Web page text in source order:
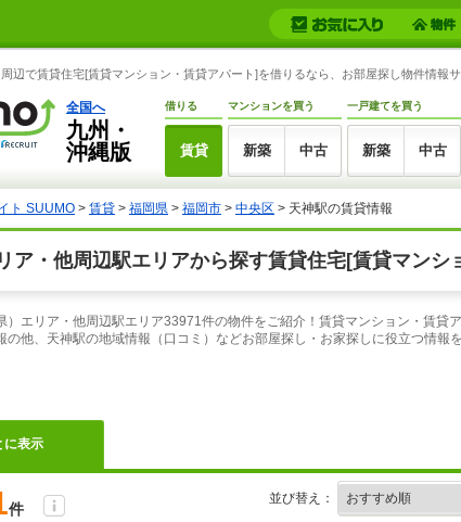
辺で賃貸住宅[賃貸マンション・賃貸アパート]を借りるなら、お部屋探し物件情報
全国へ
九州・
沖縄版
借りる
賃貸
マンションを買う
新築 中古
一戸建てを買う
新築 中古
ト SUUMO > 賃貸 > 福岡県 > 福岡市 > 中央区 > 天神駅の賃貸情報
ア・他周辺駅エリアから探す賃貸住宅[賃貸マンシ
）エリア・他周辺駅エリア33971件の物件をご紹介！賃貸マンション・賃
の他、天神駅の地域情報（口コミ）などお部屋探し・お家探しに役立つ情
に表示
件
並び替え：